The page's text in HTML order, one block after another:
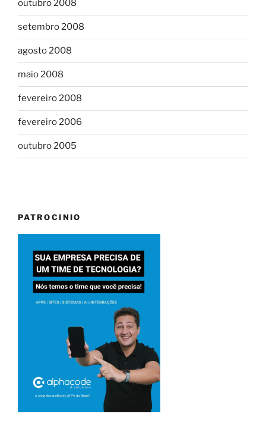
outubro 2008
setembro 2008
agosto 2008
maio 2008
fevereiro 2008
fevereiro 2006
outubro 2005
PATROCINIO